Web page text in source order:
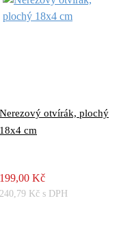
Nerezový otvírák, plochý
18x4 cm
199,00 Kč
240,79 Kč s DPH